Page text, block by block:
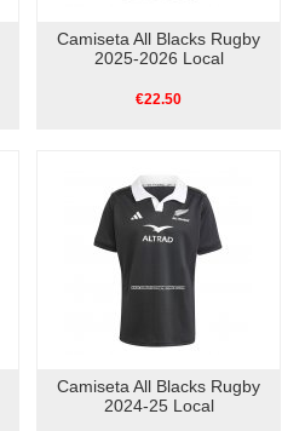
Camiseta All Blacks Rugby
2025-2026 Local
€22.50
Camiseta All Blacks Rugby
2024-25 Local